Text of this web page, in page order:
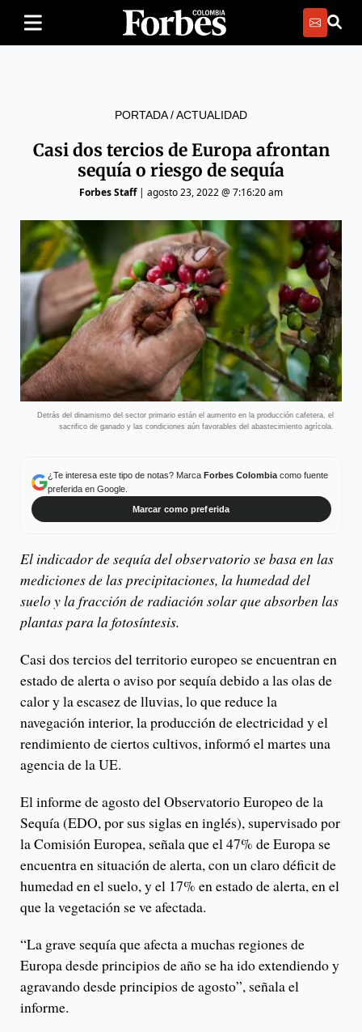
PORTADA/ACTUALIDAD
Casi dos tercios de Europa afrontan
sequía o riesgo de sequía
Forbes Staff| agosto 23, 2022 @ 7:16:20 am
Detrás del dinamismo del sector primario están el aumento en la producción cafetera, el
sacrifico de ganado y las condiciones aún favorables del abastecimiento agrícola.
¿Te interesa este tipo de notas? Marca Forbes Colombiacomo fuente
preferida en Google.
Marcar como preferida
El indicador de sequía del observatorio se basa en las
mediciones de las precipitaciones, la humedad del
suelo y la fracción de radiación solar que absorben las
plantas para la fotosíntesis.
Casi dos tercios del territorio europeo se encuentran en
estado de alerta o aviso por sequía debido a las olas de
calor y la escasez de lluvias, lo que reduce la
navegación interior, la producción de electricidad y el
rendimiento de ciertos cultivos, informó el martes una
agencia de la UE.
El informe de agosto del Observatorio Europeo de la
Sequía (EDO, por sus siglas en inglés), supervisado por
la Comisión Europea, señala que el 47% de Europa se
encuentra en situación de alerta, con un claro déficit de
humedad en el suelo, y el 17% en estado de alerta, en el
que la vegetación se ve afectada.
“La grave sequía que afecta a muchas regiones de
Europa desde principios de año se ha ido extendiendo y
agravando desde principios de agosto”, señala el
informe.